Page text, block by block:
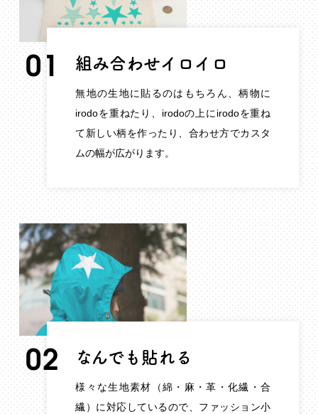
01 組み合わせイロイロ
無地の生地に貼るのはもちろん、柄物に
irodoを重ねたり、irodoの上にirodoを重ね
て新しい柄を作ったり、合わせ方でカスタ
ムの幅が広がります。
02 なんでも貼れる
様々な生地素材（綿・麻・革・化繊・合
繊）に対応しているので、ファッション小